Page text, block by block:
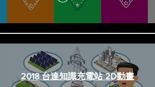
2018 台達知識充電站 2D動畫